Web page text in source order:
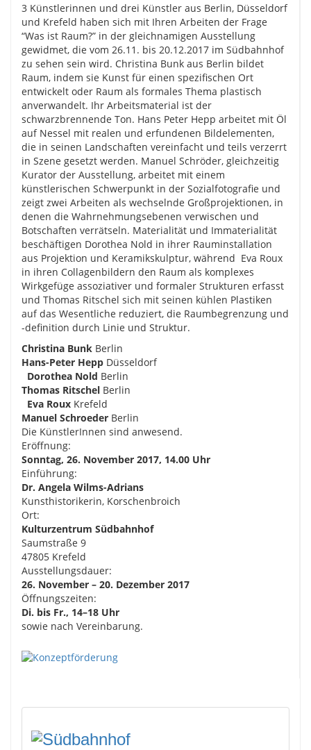
3 Künstlerinnen und drei Künstler aus Berlin, Düsseldorf
und Krefeld haben sich mit Ihren Arbeiten der Frage
“Was ist Raum?” in der gleichnamigen Ausstellung
gewidmet, die vom 26.11. bis 20.12.2017 im Südbahnhof
zu sehen sein wird. Christina Bunk aus Berlin bildet
Raum, indem sie Kunst für einen spezifischen Ort
entwickelt oder Raum als formales Thema plastisch
anverwandelt. Ihr Arbeitsmaterial ist der
schwarzbrennende Ton. Hans Peter Hepp arbeitet mit Öl
auf Nessel mit realen und erfundenen Bildelementen,
die in seinen Landschaften vereinfacht und teils verzerrt
in Szene gesetzt werden. Manuel Schröder, gleichzeitig
Kurator der Ausstellung, arbeitet mit einem
künstlerischen Schwerpunkt in der Sozialfotografie und
zeigt zwei Arbeiten als wechselnde Großprojektionen, in
denen die Wahrnehmungsebenen verwischen und
Botschaften verrätseln. Materialität und Immaterialität
beschäftigen Dorothea Nold in ihrer Rauminstallation
aus Projektion und Keramikskulptur, während Eva Roux
in ihren Collagenbildern den Raum als komplexes
Wirkgefüge assoziativer und formaler Strukturen erfasst
und Thomas Ritschel sich mit seinen kühlen Plastiken
auf das Wesentliche reduziert, die Raumbegrenzung und
-definition durch Linie und Struktur.
Christina Bunk Berlin
Hans-Peter Hepp Düsseldorf
Dorothea Nold Berlin
Thomas Ritschel Berlin
Eva Roux Krefeld
Manuel Schroeder Berlin
Die KünstlerInnen sind anwesend.
Eröffnung:
Sonntag, 26. November 2017, 14.00 Uhr
Einführung:
Dr. Angela Wilms-Adrians
Kunsthistorikerin, Korschenbroich
Ort:
Kulturzentrum Südbahnhof
Saumstraße 9
47805 Krefeld
Ausstellungsdauer:
26. November – 20. Dezember 2017
Öffnungszeiten:
Di. bis Fr., 14–18 Uhr
sowie nach Vereinbarung.